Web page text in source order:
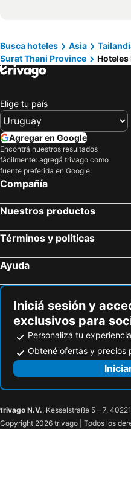
Busca hoteles Asia
Surat Thani Province
Hoteles
Elige tu país
Agregar en Google
Encontrá nuestros resultados
fácilmente: agregá trivago como
fuente preferida en Google.
Compañía
Nuestros productos
Términos y políticas
Ayuda
Iniciá sesión y
exclusivos para
Personalizá tu experiencia
Obtené ofertas y precios
trivago N.V., Kesselstraße 5 – 7,
Copyright 2026 trivago | Todos los